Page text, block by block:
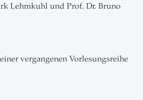
vergangenen Vorlesungsreihe